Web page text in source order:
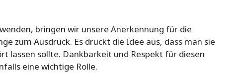
bringen wir unsere Anerkennung für die
zum Ausdruck. Es drückt die Idee aus, dass man sie
lassen sollte. Dankbarkeit und Respekt für diesen
eine wichtige Rolle.